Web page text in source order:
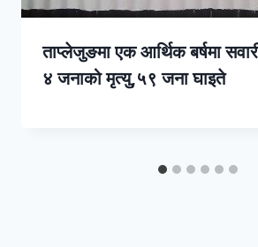
ताप्लेजुङमा एक आर्थिक बर्षमा
४ जनाको मृत्यु,५९ जना घाइते